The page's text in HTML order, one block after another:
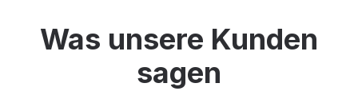
Was unsere Kunden
sagen